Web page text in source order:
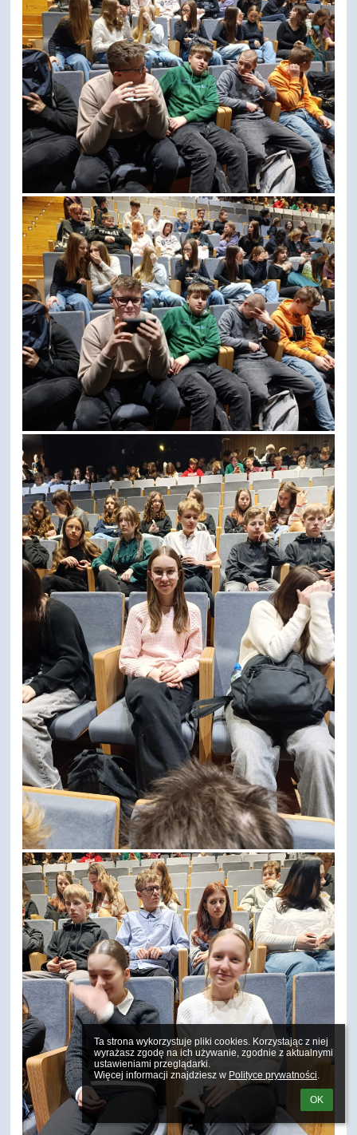
Ta strona wykorzystuje pliki cookies. Korzystając z niej
wyrażasz zgodę na ich używanie, zgodnie z aktualnymi
ustawieniami przeglądarki.
Więcej informacji znajdziesz w Polityce prywatności.
OK